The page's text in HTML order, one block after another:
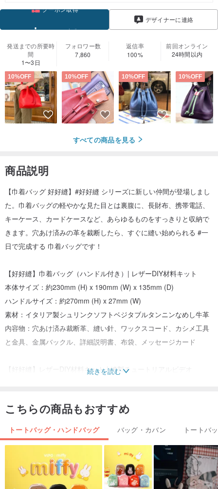
デザイナーに連絡
発送までの所要時
間
1〜3日
フォロワー数
7,860
返信率
100%
前回オンライン
24時間以内
10%OFF 10%OFF 10%OFF 10%OFF
すべての商品を見る
商品説明
【巾着バッグ 好好縫】#好好縫 シリーズに新しい仲間が登場しまし
た。巾着バッグの軽やかな見た目とは裏腹に、長財布、携帯電話、
キーケース、カードケースなど、あらゆるものをすっきりと収納で
きます。穴あけ済みの革を裁断したら、すぐに縫い始められる #一
日で完成する 巾着バッグです！
【好好縫】巾着バッグ（ハンドル付き）| レザーDIY材料キット
本体サイズ：約230mm (H) x 190mm (W) x 135mm (D)
ハンドルサイズ：約270mm (H) x 27mm (W)
素材：イタリア製シュリンクソフトベジタブルタンニンなめし牛革
内容物：穴あけ済み裁断革、縫い針、ワックスコード、カシメ工具
と金具、金属バックル、詳細説明書、布袋、メッセージカード
【好好縫】レザーDIY材料キット | 縫製チュートリアルビデオ
続きを読む
こちらの商品もおすすめ
トートバッグ・ハンドバッグ バッグ・カバン トートバ